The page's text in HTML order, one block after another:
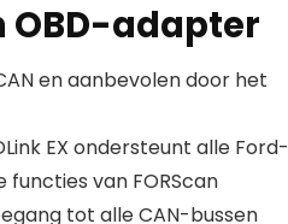
OBD-adapter
en aanbevolen door het
EX ondersteunt alle Ford-
van FORScan
tot alle CAN-bussen